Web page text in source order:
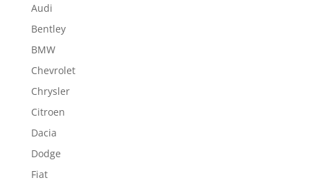
Audi
Bentley
BMW
Chevrolet
Chrysler
Citroen
Dacia
Dodge
Fiat